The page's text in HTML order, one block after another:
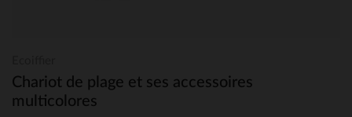
Chariot de plage et ses accessoires
multicolores